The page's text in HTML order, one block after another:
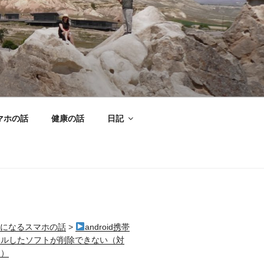
ホの話 健康の話 日記
なるスマホの話>
android携帯
したソフトが削除できない（対